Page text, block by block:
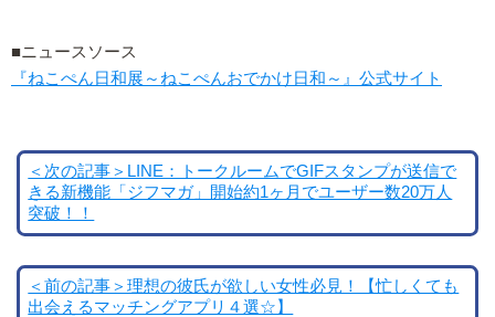
■ニュースソース
『ねこぺん日和展～ねこぺんおでかけ日和～』公式サイト
＜次の記事＞LINE：トークルームでGIFスタンプが送信で
きる新機能「ジフマガ」開始約1ヶ月でユーザー数20万人
突破！！
＜前の記事＞理想の彼氏が欲しい女性必見！【忙しくても
出会えるマッチングアプリ４選☆】